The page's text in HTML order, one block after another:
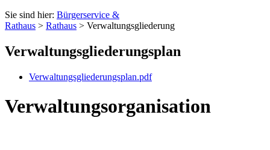
Sie sind hier: Bürgerservice &
Rathaus > Rathaus > Verwaltungsgliederung
Verwaltungsgliederungsplan
Verwaltungsgliederungsplan.pdf
Verwaltungsorganisation